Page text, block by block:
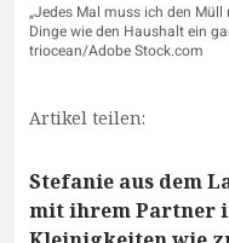
„Jedes Mal muss ich den
Dinge wie den Haushalt ein
triocean/Adobe Stock.com
Artikel teilen:
Stefanie aus dem
mit ihrem Partner